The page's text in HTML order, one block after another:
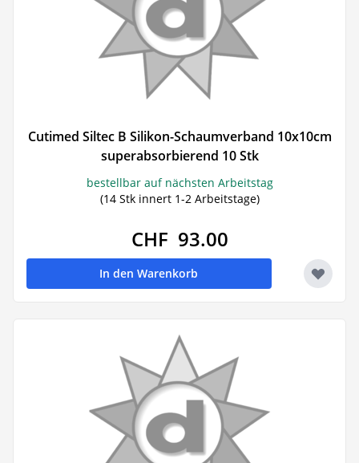
Cutimed Siltec B Silikon-Schaumverband 10x10cm
superabsorbierend 10 Stk
bestellbar auf nächsten Arbeitstag
(14 Stk innert 1-2 Arbeitstage)
CHF 93.00
In den Warenkorb